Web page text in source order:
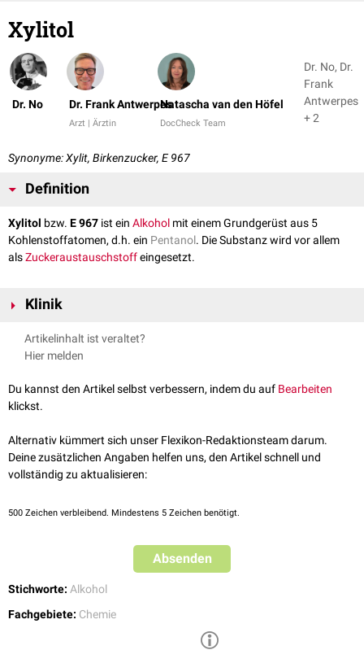
Xylitol
Dr. No Dr. Frank Antwerpes
Arzt | Ärztin
Natascha van den Höfel
DocCheck Team
Dr. No, Dr.
Frank
Antwerpes
+ 2
Synonyme: Xylit, Birkenzucker, E 967
Definition
Xylitol bzw. E 967 ist ein Alkohol mit einem Grundgerüst aus 5
Kohlenstoffatomen, d.h. ein Pentanol. Die Substanz wird vor allem
alsZuckeraustauschstoffeingesetzt.
Klinik
Xylit kann von einigen kariogenen
nicht verstoffwechselt werden. Dadurch wird die Bildung von
deshalb ein möglicher Bestandteil der
Kariesprophylaxe .
Artikelinhalt ist veraltet?
Hier melden
Du kannst den Artikel selbst verbessern, indem du auf Bearbeiten
klickst.
Alternativ kümmert sich unser Flexikon-Redaktionsteam darum.
Deine zusätzlichen Angaben helfen uns, den Artikel schnell und
vollständig zu aktualisieren:
500 Zeichen verbleibend. Mindestens 5 Zeichen benötigt.
Absenden
Stichworte: Alkohol
Fachgebiete: Chemie